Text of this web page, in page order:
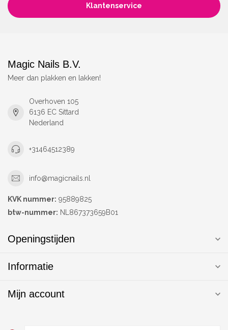
Klantenservice
Magic Nails B.V.
Meer dan plakken en lakken!
Overhoven 105
6136 EC Sittard
Nederland
+31464512389
info@magicnails.nl
KVK nummer: 95889825
btw-nummer: NL867373659B01
Openingstijden
Informatie
Mijn account